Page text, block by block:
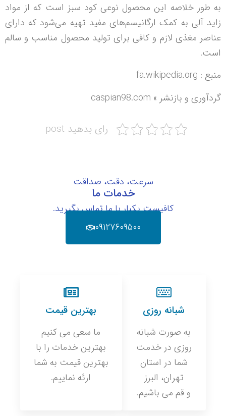
به طور خلاصه این محصول نوعی کود سبز است که از مواد
زاید آلی به کمک ارگانیسم‌های مفید تهیه می‌شود که دارای
عناصر مغذی لازم و کافی برای تولید محصول مناسب و سالم
است.
منبع : fa.wikipedia.org
گردآوری و بازنشر » caspian98.com
رای بدهید post
سرعت، دقت، صداقت
خدمات ما
کافیست یکبار با ما تماس بگیرید.
۰۹۱۲۷۶۰۹۵۰۰
شبانه روزی
به صورت شبانه
روزی در خدمت
شما در استان
تهران، البرز
و قم می باشیم.
بهترین قیمت
ما سعی می کنیم
بهترین خدمات را با
بهترین قیمت به شما
ارئه نماییم.